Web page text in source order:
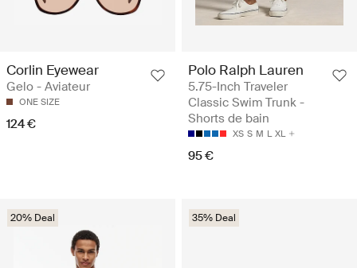
Corlin Eyewear
Gelo - Aviateur
ONE SIZE
124 €
Polo Ralph Lauren
5.75-Inch Traveler
Classic Swim Trunk -
Shorts de bain
XS S M L XL
95 €
20% Deal 35% Deal